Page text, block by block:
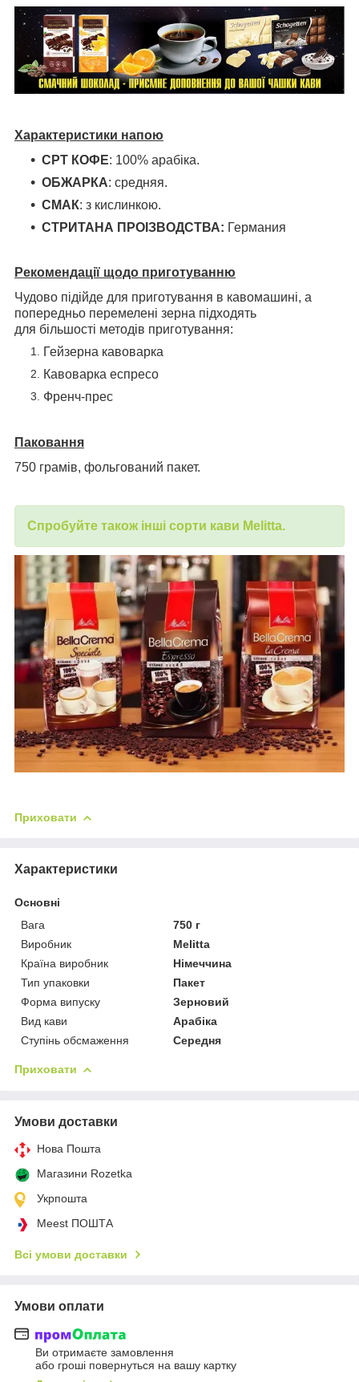
Характеристики напою
СРТ КОФЕ: 100% арабіка.
ОБЖАРКА: средняя.
СМАК: з кислинкою.
СТРИТАНА ПРОІЗВОДСТВА: Германия
Рекомендації щодо приготуванню
Чудово підійде для приготування в кавомашині, а
попередньо перемелені зерна підходять
для більшості методів приготування:
Гейзерна кавоварка
Кавоварка еспресо
Френч-прес
Паковання
750 грамів, фольгований пакет.
Спробуйте також інші сорти кави Melitta.
Приховати
Характеристики
Основні
Вага
750 г
Виробник
Melitta
Країна виробник
Німеччина
Тип упаковки
Пакет
Форма випуску
Зерновий
Вид кави
Арабіка
Ступінь обсмаження
Середня
Приховати
Умови доставки
Нова Пошта
Магазини Rozetka
Укрпошта
Meest ПОШТА
Всі умови доставки
Умови оплати
Ви отримаєте замовлення
або гроші повернуться на вашу картку